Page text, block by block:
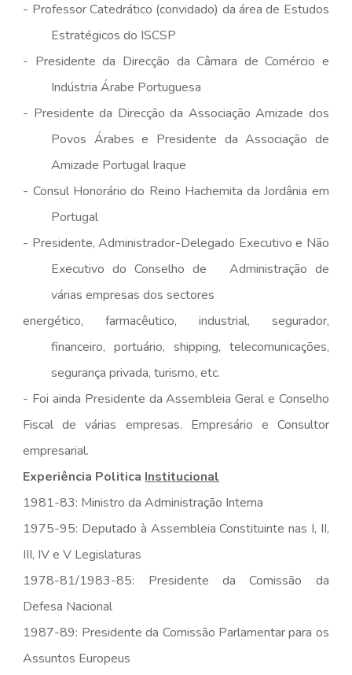
- Professor Catedrático (convidado) da área de Estudos
Estratégicos do ISCSP
- Presidente da Direcção da Câmara de Comércio e
Indústria Árabe Portuguesa
- Presidente da Direcção da Associação Amizade dos
Povos Árabes e Presidente da Associação de
Amizade Portugal Iraque
- Consul Honorário do Reino Hachemita da Jordânia em
Portugal
- Presidente, Administrador-Delegado Executivo e Não
Executivo do Conselho de Administração de
várias empresas dos sectores
energético, farmacêutico, industrial, segurador,
financeiro, portuário, shipping, telecomunicações,
segurança privada, turismo, etc.
- Foi ainda Presidente da Assembleia Geral e Conselho
Fiscal de várias empresas. Empresário e Consultor
empresarial.
Experiência Politica Institucional
1981-83: Ministro da Administração Interna
1975-95: Deputado à Assembleia Constituinte nas I, II,
III, IV e V Legislaturas
1978-81/1983-85: Presidente da Comissão da
Defesa Nacional
1987-89: Presidente da Comissão Parlamentar para os
Assuntos Europeus